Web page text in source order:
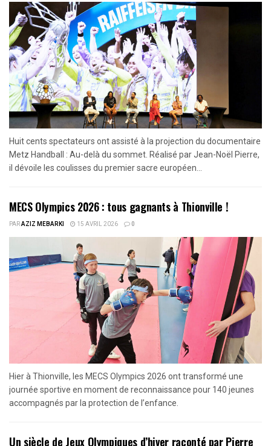
Huit cents spectateurs ont assisté à la projection du documentaire
Metz Handball : Au-delà du sommet. Réalisé par Jean-Noël Pierre,
il dévoile les coulisses du premier sacre européen...
MECS Olympics 2026 : tous gagnants à Thionville !
PARAZIZ MEBARKI 15 AVRIL 2026 0
Hier à Thionville, les MECS Olympics 2026 ont transformé une
journée sportive en moment de reconnaissance pour 140 jeunes
accompagnés par la protection de l’enfance.
Un siècle de Jeux Olympiques d’hiver raconté par Pierre